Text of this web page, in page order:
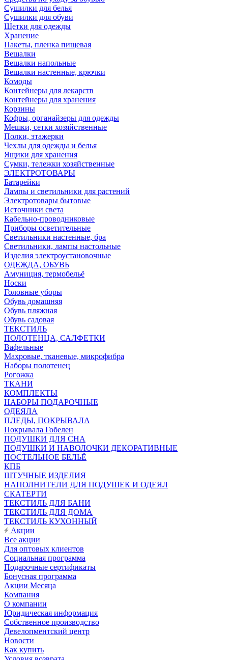
Сушилки для белья
Сушилки для обуви
Щетки для одежды
Хранение
Пакеты, пленка пищевая
Вешалки
Вешалки напольные
Вешалки настенные, крючки
Комоды
Контейнеры для лекарств
Контейнеры для хранения
Корзины
Кофры, органайзеры для одежды
Мешки, сетки хозяйственные
Полки, этажерки
Чехлы для одежды и белья
Ящики для хранения
Сумки, тележки хозяйственные
ЭЛЕКТРОТОВАРЫ
Батарейки
Лампы и светильники для растений
Электротовары бытовые
Источники света
Кабельно-проводниковые
Приборы осветительные
Светильники настенные, бра
Светильники, лампы настольные
Изделия электроустановочные
ОДЕЖДА, ОБУВЬ
Амуниция, термобельё
Носки
Головные уборы
Обувь домашняя
Обувь пляжная
Обувь садовая
ТЕКСТИЛЬ
ПОЛОТЕНЦА, САЛФЕТКИ
Вафельные
Махровые, тканевые, микрофибра
Наборы полотенец
Рогожка
ТКАНИ
КОМПЛЕКТЫ
НАБОРЫ ПОДАРОЧНЫЕ
ОДЕЯЛА
ПЛЕДЫ, ПОКРЫВАЛА
Покрывала Гобелен
ПОДУШКИ ДЛЯ СНА
ПОДУШКИ И НАВОЛОЧКИ ДЕКОРАТИВНЫЕ
ПОСТЕЛЬНОЕ БЕЛЬЁ
КПБ
ШТУЧНЫЕ ИЗДЕЛИЯ
НАПОЛНИТЕЛИ ДЛЯ ПОДУШЕК И ОДЕЯЛ
СКАТЕРТИ
ТЕКСТИЛЬ ДЛЯ БАНИ
ТЕКСТИЛЬ ДЛЯ ДОМА
ТЕКСТИЛЬ КУХОННЫЙ
Акции
Все акции
Для оптовых клиентов
Социальная программа
Подарочные сертификаты
Бонусная программа
Акции Месяца
Компания
О компании
Юридическая информация
Собственное производство
Девелопментский центр
Новости
Как купить